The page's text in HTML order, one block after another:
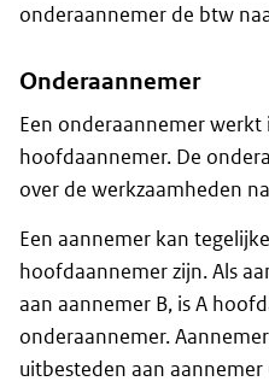
onderaannemer de btw
Onderaannemer
Een onderaannemer
hoofdaannemer. De
over de werkzaamheden
Een aannemer kan
hoofdaannemer zijn. Als
aan aannemer B, is A
onderaannemer.
uitbesteden aan aannemer